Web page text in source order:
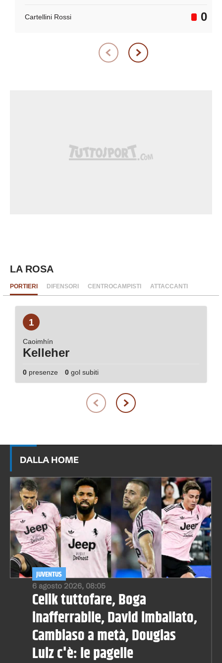
Cartellini Rossi 0
LA ROSA
PORTIERI DIFENSORI CENTROCAMPISTI ATTACCANTI
1
Caoimhín
Kelleher
0 presenze 0 gol subiti
DALLA HOME
6 agosto 2026, 08:05
JUVENTUS
Celik tuttofare, Boga
inafferrabile, David imballato,
Cambiaso a metà, Douglas
Luiz c'è: le pagelle